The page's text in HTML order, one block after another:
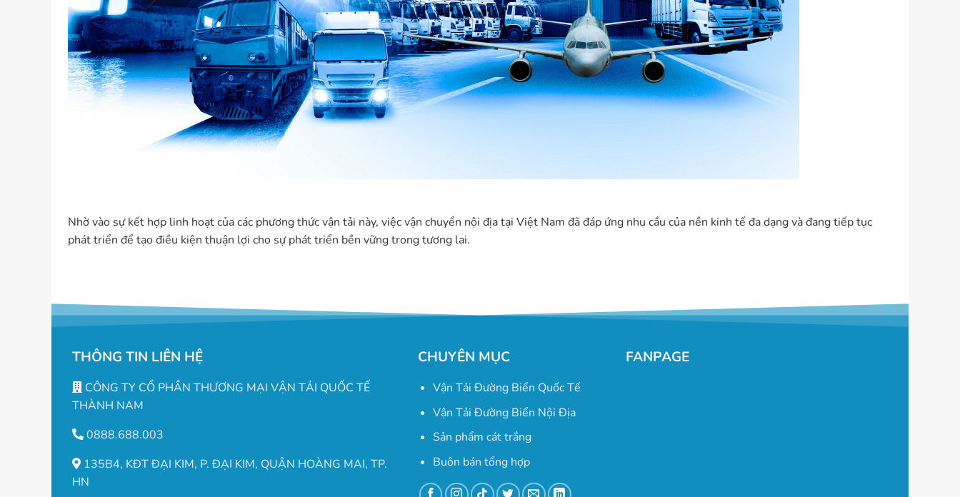
Nhờ vào sự kết hợp linh hoạt của các phương thức vận tải này, việc vận chuyển nội địa tại Việt Nam đã đáp ứng nhu cầu của nền kinh tế đa dạng và đang tiếp tục
phát triển để tạo điều kiện thuận lợi cho sự phát triển bền vững trong tương lai.
THÔNG TIN LIÊN HỆ
CÔNG TY CỔ PHẦN THƯƠNG MẠI VẬN TẢI QUỐC TẾ
THÀNH NAM
0888.688.003
135B4, KĐT ĐẠI KIM, P. ĐẠI KIM, QUẬN HOÀNG MAI, TP.
HN
CHUYÊN MỤC
Vận Tải Đường Biển Quốc Tế
Vận Tải Đường Biển Nội Địa
Sản phẩm cát trắng
Buôn bán tổng hợp
FANPAGE